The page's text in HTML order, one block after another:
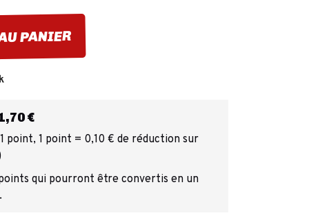
PANIER
€
point, 1 point = 0,10 € de réduction sur
qui pourront être convertis en un